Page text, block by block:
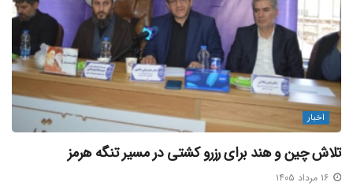
اخبار
تلاش چین و هند برای رزرو کشتی در مسیر تنگه هرمز